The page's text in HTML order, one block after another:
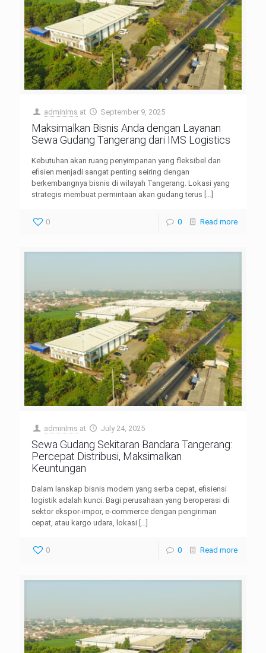
adminIms at September 9, 2025
Maksimalkan Bisnis Anda dengan Layanan
Sewa Gudang Tangerang dari IMS Logistics
Kebutuhan akan ruang penyimpanan yang fleksibel dan
efisien menjadi sangat penting seiring dengan
berkembangnya bisnis di wilayah Tangerang. Lokasi yang
strategis membuat permintaan akan gudang terus […]
0 0 Read more
adminIms at July 24, 2025
Sewa Gudang Sekitaran Bandara Tangerang:
Percepat Distribusi, Maksimalkan
Keuntungan
Dalam lanskap bisnis modern yang serba cepat, efisiensi
logistik adalah kunci. Bagi perusahaan yang beroperasi di
sektor ekspor-impor, e-commerce dengan pengiriman
cepat, atau kargo udara, lokasi […]
0 0 Read more